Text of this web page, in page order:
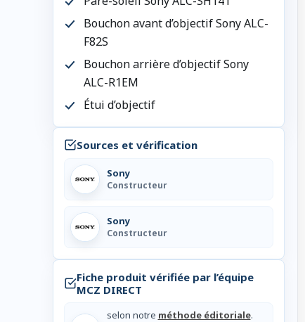
Bouchon avant d’objectif Sony ALC-
F82S
Bouchon arrière d’objectif Sony
ALC-R1EM
Étui d’objectif
Sources et vérification
Sony
Constructeur
Sony
Constructeur
Fiche produit vérifiée par l’équipe
MCZ DIRECT
selon notre méthode éditoriale.